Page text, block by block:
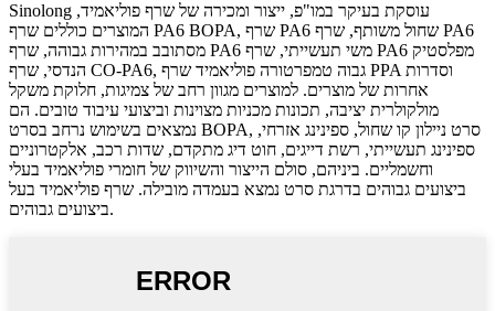
Sinolong עוסקת בעיקר במו"פ, ייצור ומכירה של שרף פוליאמיד,
המוצרים כוללים שרף PA6 BOPA, שרף PA6 שחול משותף, שרף PA6
מסתובב במהירות גבוהה, שרף PA6 משי תעשייתי, שרף PA6 מפלסטיק
הנדסי, שרף CO-PA6, גבוה טמפרטורה פוליאמיד שרף PPA וסדרות
אחרות של מוצרים. למוצרים מגוון רחב של צמיגות, חלוקת משקל
מולקולרית יציבה, תכונות מכניות מצוינות וביצועי עיבוד טובים. הם
נמצאים בשימוש נרחב בסרט BOPA, סרט ניילון קו שחול, ספינינג אזרחי,
ספינינג תעשייתי, רשת דייגים, חוט דיג מתקדם, שדות רכב, אלקטרוניים
וחשמליים. ביניהם, סולם הייצור והשיווק של חומרי פוליאמיד בעלי
ביצועים גבוהים בדרגת סרט נמצא בעמדה מובילה. שרף פוליאמיד בעל
ביצועים גבוהים.